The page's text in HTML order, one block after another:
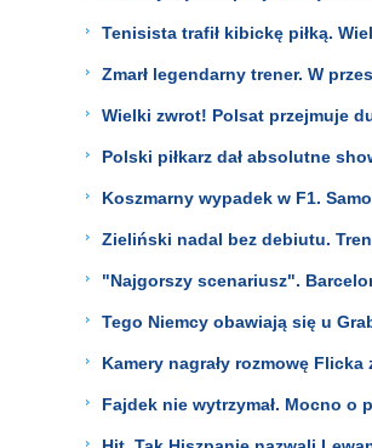
Tenisista trafił kibickę piłką.
Zmarł legendarny trener. W
Wielki zwrot! Polsat przejmuje
Polski piłkarz dał absolutne
Koszmarny wypadek w F1.
Zieliński nadal bez debiutu.
"Najgorszy scenariusz".
Tego Niemcy obawiają się u
Kamery nagrały rozmowę
Fajdek nie wytrzymał. Mocno